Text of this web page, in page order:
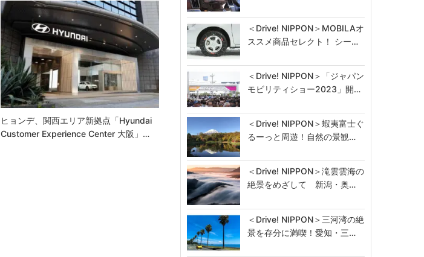
ヒョンデ、関⻄エリア新拠点「Hyundai
Customer Experience Center 大阪」…
＜Drive! NIPPON＞MOBILAオ
ススメ商品セレクト！ シー…
＜Drive! NIPPON＞「ジャパン
モビリティショー2023」開…
＜Drive! NIPPON＞蝦夷富士ぐ
るーっと周遊！自然の景観…
＜Drive! NIPPON＞滝雲雲海の
絶景をめざして 新潟・奥…
＜Drive! NIPPON＞三河湾の絶
景を存分に満喫！愛知・三…